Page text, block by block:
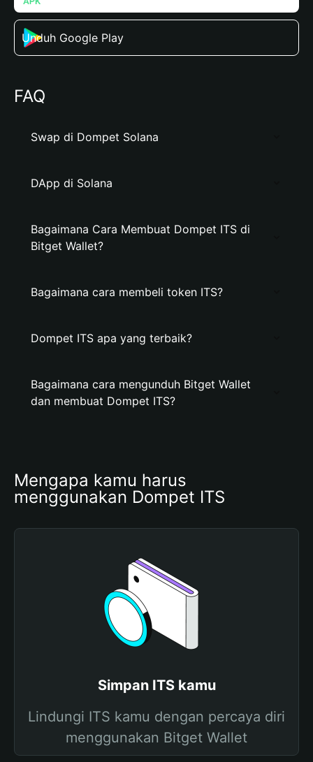
Unduh Google Play
FAQ
Swap di Dompet Solana
DApp di Solana
Bagaimana Cara Membuat Dompet ITS di
Bitget Wallet?
Bagaimana cara membeli token ITS?
Dompet ITS apa yang terbaik?
Bagaimana cara mengunduh Bitget Wallet
dan membuat Dompet ITS?
Mengapa kamu harus
menggunakan Dompet ITS
Simpan ITS kamu
Lindungi ITS kamu dengan percaya diri
menggunakan Bitget Wallet